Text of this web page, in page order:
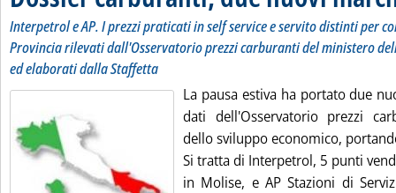
Interpetrol e AP. I prezzi praticati in self service e servito distinti per
Provincia rilevati dall'Osservatorio prezzi carburanti del ministero
ed elaborati dalla Staffetta
La pausa estiva ha portato due
dati dell'Osservatorio prezzi
dello sviluppo economico,
Si tratta di Interpetrol, 5 punti
in Molise, e AP Stazioni di